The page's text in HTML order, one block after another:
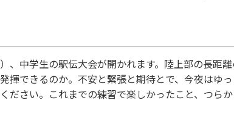
、中学生の駅伝大会が開かれます。陸上部の長距
揮できるのか。不安と緊張と期待とで、今夜はゆ
ださい。これまでの練習で楽しかったこと、つら